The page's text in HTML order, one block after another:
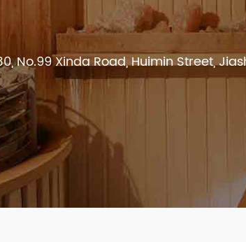
No.99 Xinda Road, Huimin Street,